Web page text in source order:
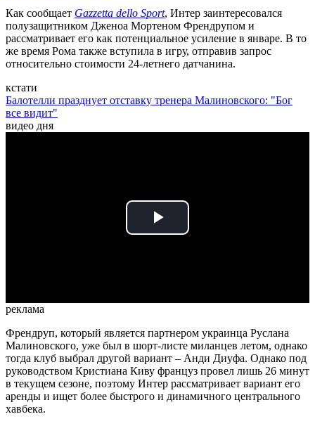
Как сообщает Gazzetta dello Sport, Интер заинтересовался
полузащитником Дженоа Мортеном Френдрупом и
рассматривает его как потенциальное усиление в январе. В то
же время Рома также вступила в игру, отправив запрос
относительно стоимости 24-летнего датчанина.
кстати
Балотелли празднует отставку тренера Малиновского: "Бог
все видит"
видео дня
Play
реклама
Френдруп, который является партнером украинца Руслана
Малиновского, уже был в шорт-листе миланцев летом, однако
тогда клуб выбрал другой вариант – Анди Диуфа. Однако под
руководством Кристиана Киву француз провел лишь 26 минут
в текущем сезоне, поэтому Интер рассматривает вариант его
аренды и ищет более быстрого и динамичного центрального
хавбека.